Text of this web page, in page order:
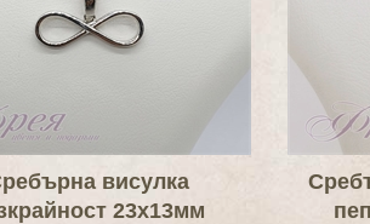
висулка
23х13мм